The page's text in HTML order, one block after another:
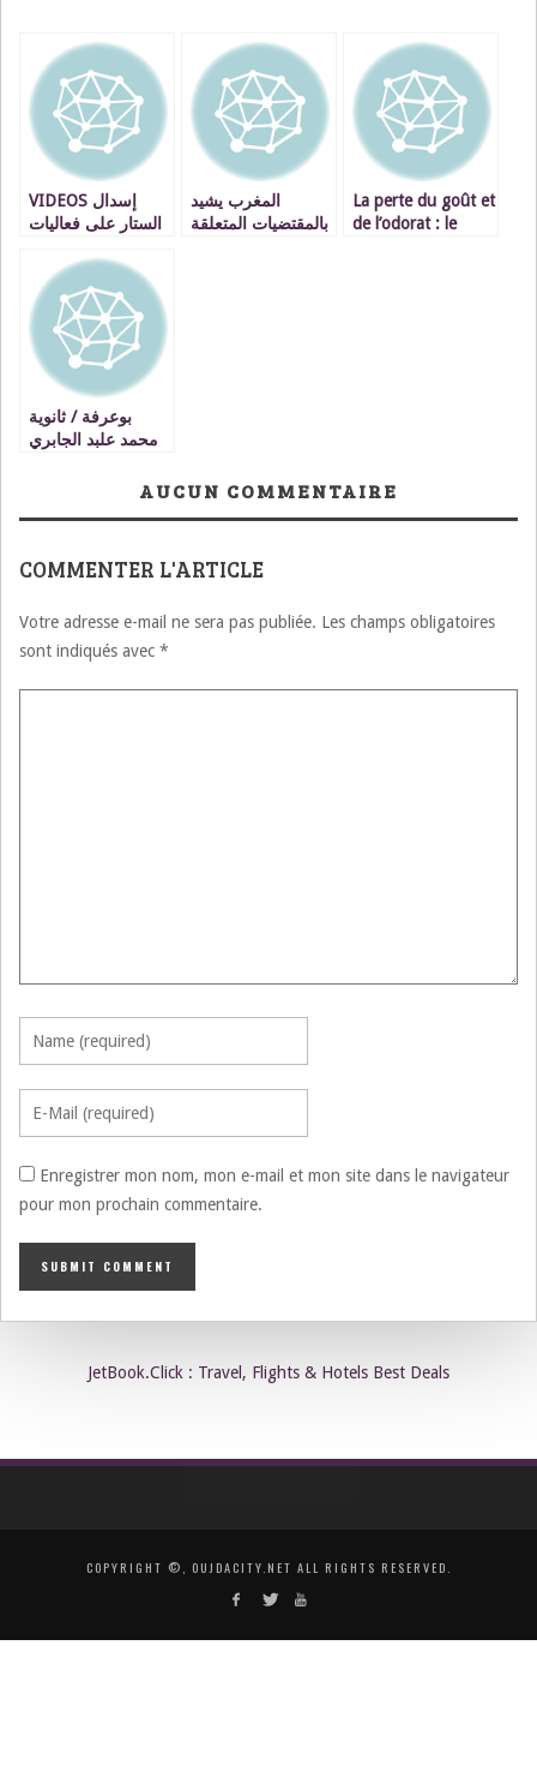
VIDEOS إسدال
الستار على فعاليات
للفيلم الروائي
القصير بوجدة
المغرب يشيد
بالمقتضيات المتعلقة
La perte du goût et
de l’odorat : le
بوعرفة / ثانوية
محمد علبد الجابري
AUCUN COMMENTAIRE
COMMENTER L'ARTICLE
Votre adresse e-mail ne sera pas publiée. Les champs obligatoires
sont indiqués avec *
Enregistrer mon nom, mon e-mail et mon site dans le navigateur
pour mon prochain commentaire.
JetBook.Click : Travel, Flights & Hotels Best Deals
COPYRIGHT ©, OUJDACITY.NET ALL RIGHTS RESERVED.